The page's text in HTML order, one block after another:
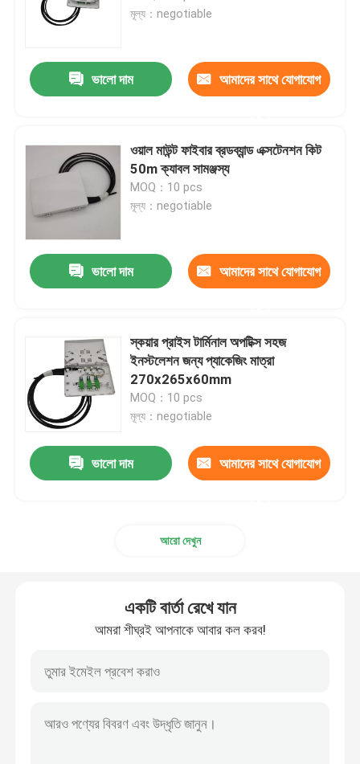
ভিডিও
আমাদের সম্পর্কে
মূল্য：negotiable
ভালো দাম আমাদের সাথে যোগাযোগ
ওয়াল মাউন্ট ফাইবার ব্রডব্যান্ড এক্সটেনশন কিট
50m ক্যাবল সামঞ্জস্য
MOQ：10 pcs
মূল্য：negotiable
ভালো দাম আমাদের সাথে যোগাযোগ
স্কয়ার প্রাইস টার্মিনাল অপটিক্স সহজ
ইনস্টলেশন জন্য প্যাকেজিং মাত্রা
270x265x60mm
MOQ：10 pcs
মূল্য：negotiable
ভালো দাম আমাদের সাথে যোগাযোগ
আরো দেখুন
একটি বার্তা রেখে যান
আমরা শীঘ্রই আপনাকে আবার কল করব!